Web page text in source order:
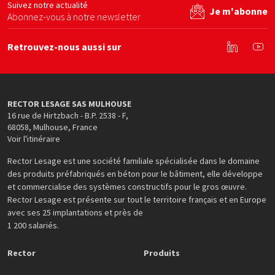
Suivez notre actualité
Abonnez-vous à notre newsletter Je m'abonne
Retrouvez-nous aussi sur
Linkedin
RECTOR LESAGE SAS MULHOUSE
16 rue de Hirtzbach - B.P. 2538 - F,
68058, Mulhouse, France
Voir l'itinéraire
Rector Lesage est une société familiale spécialisée dans le domaine
des produits préfabriqués en béton pour le bâtiment, elle développe
et commercialise des systèmes constructifs pour le gros œuvre.
Rector Lesage est présente sur tout le territoire français et en Europe
avec ses 25 implantations et près de
1 200 salariés.
Rector Produits